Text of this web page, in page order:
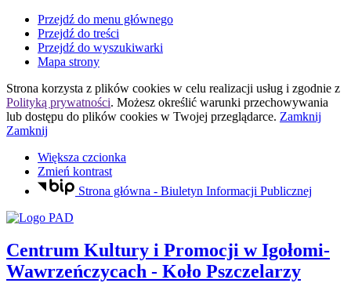
Przejdź do menu głównego
Przejdź do treści
Przejdź do wyszukiwarki
Mapa strony
Strona korzysta z plików cookies w celu realizacji usług i zgodnie z
Polityką prywatności. Możesz określić warunki przechowywania
lub dostępu do plików cookies w Twojej przeglądarce. Zamknij
Zamknij
Większa czcionka
Zmień kontrast
Strona główna - Biuletyn Informacji Publicznej
Centrum Kultury i Promocji w Igołomi-
Wawrzeńczycach - Koło Pszczelarzy